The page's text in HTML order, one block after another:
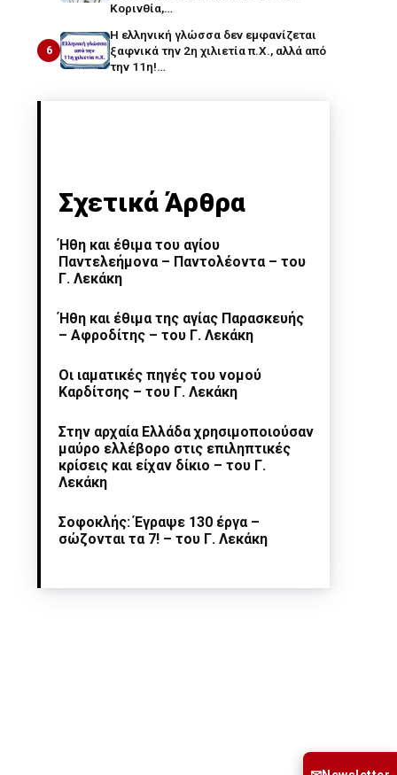
Κορινθία,…
6
Η ελληνική γλώσσα δεν εμφανίζεται
ξαφνικά την 2η χιλιετία π.Χ., αλλά από
την 11η!…
Σχετικά Άρθρα
Ήθη και έθιμα του αγίου
Παντελεήμονα – Παντολέοντα – του
Γ. Λεκάκη
Ήθη και έθιμα της αγίας Παρασκευής
– Αφροδίτης – του Γ. Λεκάκη
Οι ιαματικές πηγές του νομού
Καρδίτσης – του Γ. Λεκάκη
Στην αρχαία Ελλάδα χρησιμοποιούσαν
μαύρο ελλέβορο στις επιληπτικές
κρίσεις και είχαν δίκιο – του Γ.
Λεκάκη
Σοφοκλής: Έγραψε 130 έργα –
σώζονται τα 7! – του Γ. Λεκάκη